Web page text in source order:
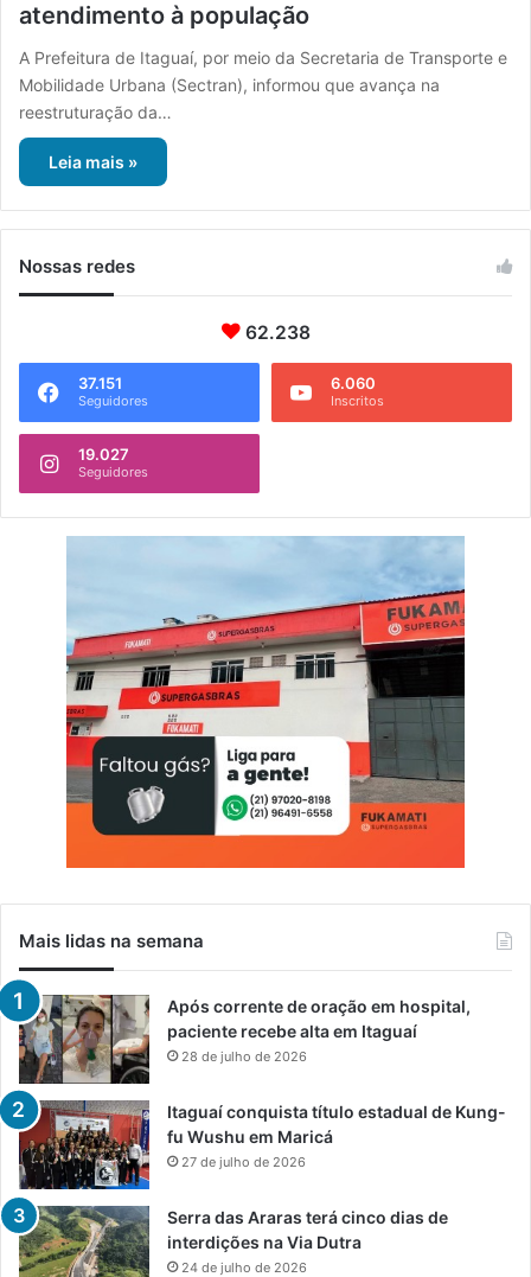
atendimento à população
A Prefeitura de Itaguaí, por meio da Secretaria de Transporte e
Mobilidade Urbana (Sectran), informou que avança na
reestruturação da…
Leia mais »
Nossas redes
62.238
37.151
Seguidores
6.060
Inscritos
19.027
Seguidores
Mais lidas na semana
Após corrente de oração em hospital,
paciente recebe alta em Itaguaí
28 de julho de 2026
Itaguaí conquista título estadual de Kung-
fu Wushu em Maricá
27 de julho de 2026
Serra das Araras terá cinco dias de
interdições na Via Dutra
24 de julho de 2026